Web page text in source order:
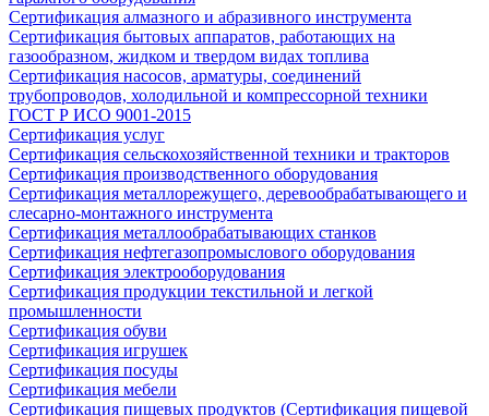
Сертификация алмазного и абразивного инструмента
Сертификация бытовых аппаратов, работающих на
газообразном, жидком и твердом видах топлива
Сертификация насосов, арматуры, соединений
трубопроводов, холодильной и компрессорной техники
ГОСТ Р ИСО 9001-2015
Сертификация услуг
Сертификация сельскохозяйственной техники и тракторов
Сертификация производственного оборудования
Сертификация металлорежущего, деревообрабатывающего и
слесарно-монтажного инструмента
Сертификация металлообрабатывающих станков
Сертификация нефтегазопромыслового оборудования
Сертификация электрооборудования
Сертификация продукции текстильной и легкой
промышленности
Сертификация обуви
Сертификация игрушек
Сертификация посуды
Сертификация мебели
Сертификация пищевых продуктов (Сертификация пищевой